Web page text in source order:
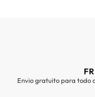
Envio gratuito para todo